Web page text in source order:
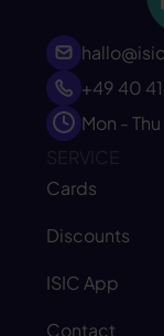
+49 40
Mon -
Cards
Discounts
ISIC App
Contact